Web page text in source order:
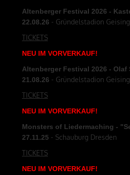
Altenberger Festival 2026 -
22.08.26 - Gründelstadion Geising
TICKETS
NEU IM VORVERKAUF!
Altenberger Festival 2026 - Olaf
21.08.26 - Gründelstadion Geising
TICKETS
NEU IM VORVERKAUF!
Monsters of Liedermaching -
27.11.25 - Schauburg Dresden
TICKETS
NEU IM VORVERKAUF!